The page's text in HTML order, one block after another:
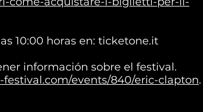
10:00 horas en: ticketone.it
información sobre el festival.
events/840/eric-clapton.